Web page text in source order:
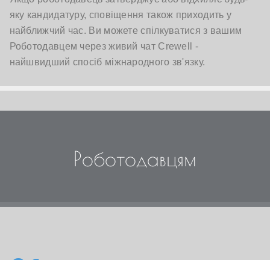
яку кандидатуру, сповіщення також приходить у
найближчий час. Ви можете спілкуватися з вашим
Роботодавцем через живий чат Crewell -
найшвидший спосіб міжнародного зв'язку.
Роботодавцям